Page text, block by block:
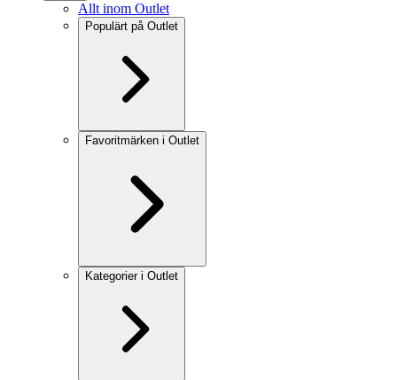
Allt inom Outlet
Populärt på Outlet
Favoritmärken i Outlet
Kategorier i Outlet